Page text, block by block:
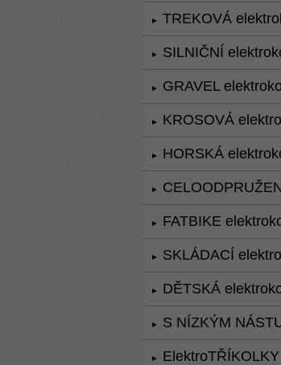
► TREKOVÁ
► SILNIČNÍ
► GRAVEL
► KROSOVÁ
► HORSKÁ
►
► FATBIKE
► SKLÁDACÍ
► DĚTSKÁ
► S NÍZKÝM
► ElektroTŘÍKOLKY